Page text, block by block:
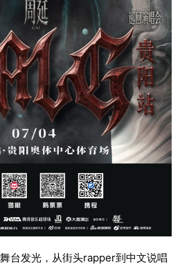
台发光，从街头rapper到中文说唱